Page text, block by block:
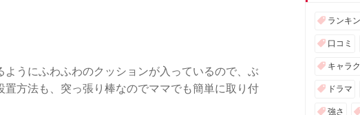
うにふわふわのクッションが入っているので、ぶ
方法も、突っ張り棒なのでママでも簡単に取り付
ランキ
口コミ
キャラ
ドラマ
強さ